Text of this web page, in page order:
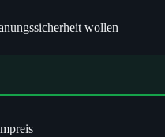
wollen